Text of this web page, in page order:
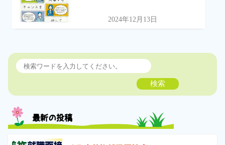
2024年12月13日
検索
最新の投稿